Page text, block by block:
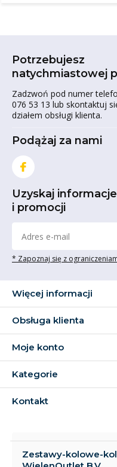
Potrzebujesz
natychmiastowej
Zadzwoń pod numer
076 53 13 lub skontaktuj
działem obsługi klienta.
Podążaj za nami
Uzyskaj
i promocji
* Zapoznaj się z
Więcej informacji
Obsługa klienta
Moje konto
Kategorie
Kontakt
Zestawy-kolowe-